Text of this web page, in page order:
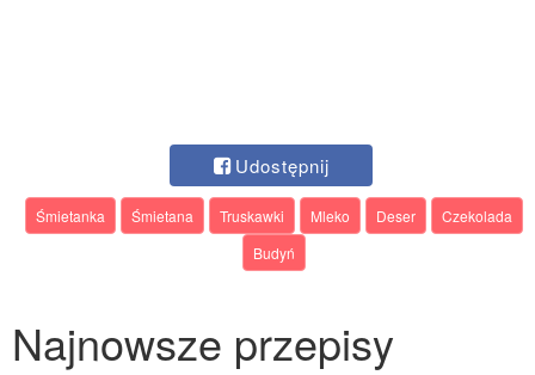
Udostępnij
Śmietanka Śmietana Truskawki Mleko Deser
Czekolada
Budyń
Najnowsze przepisy